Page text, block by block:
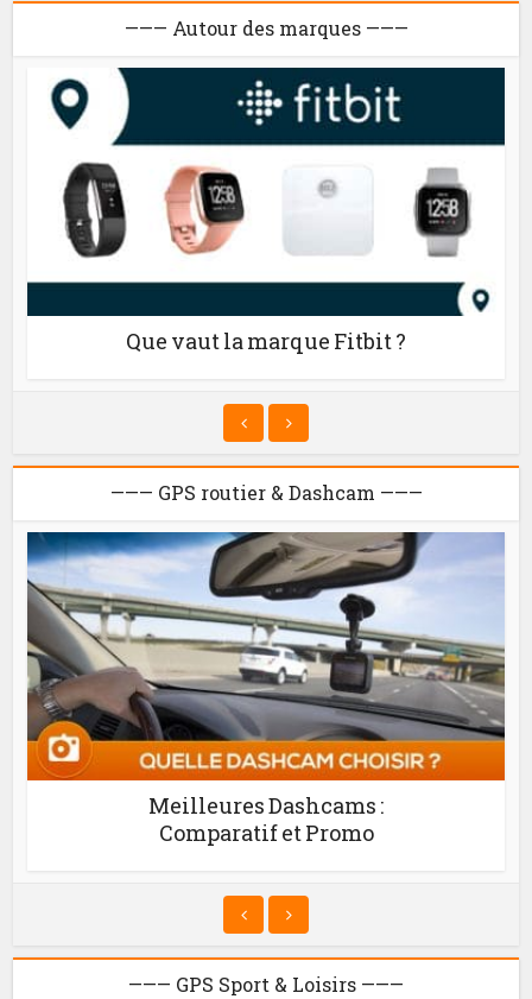
——— Autour des marques ———
Que vaut la marque Fitbit ?
——— GPS routier & Dashcam ———
Meilleures Dashcams :
Comparatif et Promo
——— GPS Sport & Loisirs ———